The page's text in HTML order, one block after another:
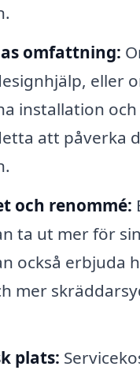
omfattning:
eller
installation
att påverka
och renommé:
ta ut mer för
också erbjuda
mer
plats: